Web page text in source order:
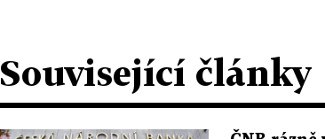
Související články